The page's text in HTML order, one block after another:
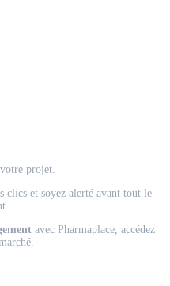
projet.
clics et soyez alerté avant tout le
avec Pharmaplace, accédez